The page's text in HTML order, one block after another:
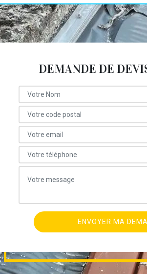
DEMANDE DE